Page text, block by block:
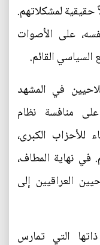
حقيقية لمشكلاتهم.
على الأصوات
القائم.
في المشهد
منافسة نظام
للأحزاب الكبرى،
في نهاية المطاف،
العراقيين إلى
التي تمارس